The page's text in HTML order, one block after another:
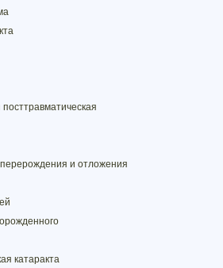
и отложения
катаракта